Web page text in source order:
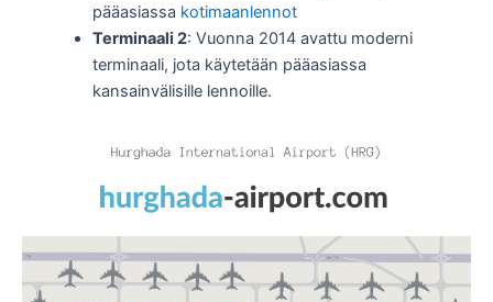
pääasiassa kotimaanlennot
Terminaali 2: Vuonna 2014 avattu moderni
terminaali, jota käytetään pääasiassa
kansainvälisille lennoille.